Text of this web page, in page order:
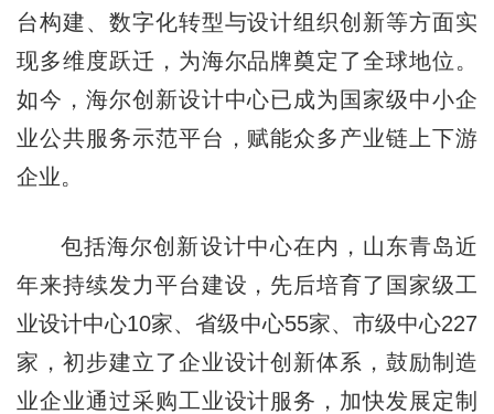
台构建、数字化转型与设计组织创新等方面实
现多维度跃迁，为海尔品牌奠定了全球地位。
如今，海尔创新设计中心已成为国家级中小企
业公共服务示范平台，赋能众多产业链上下游
企业。
包括海尔创新设计中心在内，山东青岛近
年来持续发力平台建设，先后培育了国家级工
业设计中心10家、省级中心55家、市级中心227
家，初步建立了企业设计创新体系，鼓励制造
业企业通过采购工业设计服务，加快发展定制